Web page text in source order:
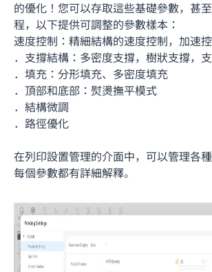
的優化！您可以存取這些基礎參數，甚
程，以下提供可調整的參數樣本：
速度控制：精細結構的速度控制，加速
． 支撐結構：多密度支撐，樹狀支撐，
． 填充：分形填充、多密度填充
． 頂部和底部：熨燙撫平模式
． 結構微調
．路徑優化
在列印設置管理的介面中，可以管理各
每個參數都有詳細解釋。